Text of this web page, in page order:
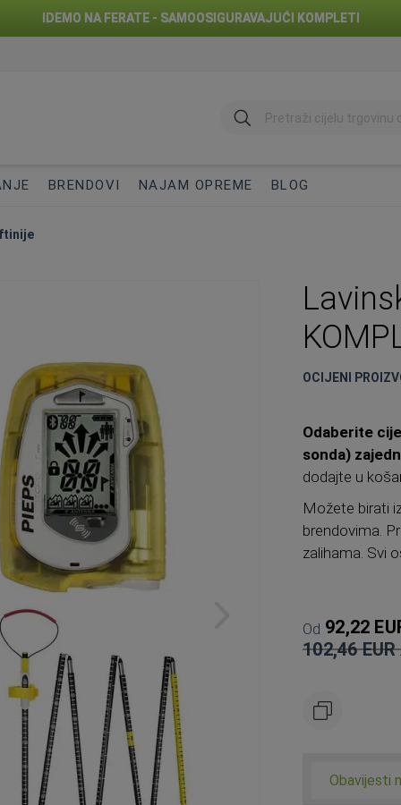
IDEMO NA FERATE - SAMOOSIGURAVAJUĆI KOMPLETI
traži
BRENDOVI NAJAM OPREME BLOG
OCIJENI
Odaberite
sonda)
dodajte u
Možete birati
brendovima.
zalihama. Svi
Od 92,22
Standardna
102,46 EUR
Obavijesti